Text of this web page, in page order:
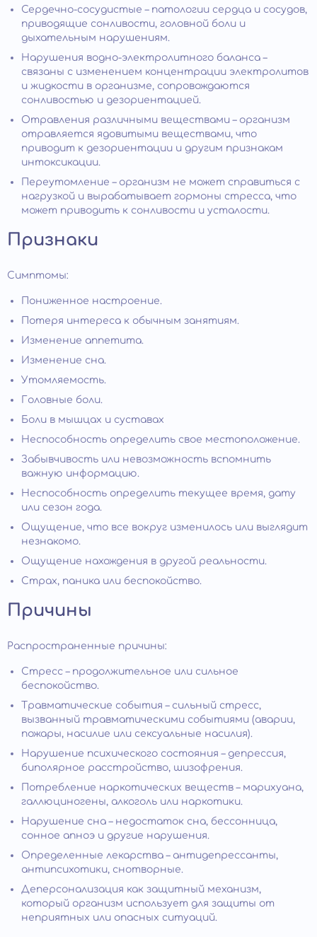
Сердечно-сосудистые – патологии сердца и сосудов,
приводящие сонливости, головной боли и
дыхательным нарушениям.
Нарушения водно-электролитного баланса –
связаны с изменением концентрации электролитов
и жидкости в организме, сопровождаются
сонливостью и дезориентацией.
Отравления различными веществами – организм
отравляется ядовитыми веществами, что
приводит к дезориентации и другим признакам
интоксикации.
Переутомление – организм не может справиться с
нагрузкой и вырабатывает гормоны стресса, что
может приводить к сонливости и усталости.
Признаки
Симптомы:
Пониженное настроение.
Потеря интереса к обычным занятиям.
Изменение аппетита.
Изменение сна.
Утомляемость.
Головные боли.
Боли в мышцах и суставах
Неспособность определить свое местоположение.
Забывчивость или невозможность вспомнить
важную информацию.
Неспособность определить текущее время, дату
или сезон года.
Ощущение, что все вокруг изменилось или выглядит
незнакомо.
Ощущение нахождения в другой реальности.
Страх, паника или беспокойство.
Причины
Распространенные причины:
Стресс – продолжительное или сильное
беспокойство.
Травматические события – сильный стресс,
вызванный травматическими событиями (аварии,
пожары, насилие или сексуальные насилия).
Нарушение психического состояния – депрессия,
биполярное расстройство, шизофрения.
Потребление наркотических веществ – марихуана,
галлюциногены, алкоголь или наркотики.
Нарушение сна – недостаток сна, бессонница,
сонное апноэ и другие нарушения.
Определенные лекарства – антидепрессанты,
антипсихотики, снотворные.
Деперсонализация как защитный механизм,
который организм использует для защиты от
неприятных или опасных ситуаций.